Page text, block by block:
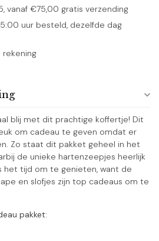
vanaf €75,00 gratis verzending
uur besteld, dezelfde dag
blij met dit prachtige koffertje! Dit
om cadeau te geven omdat er
Zo staat dit pakket geheel in het
de unieke hartenzeepjes heerlijk
het tijd om te genieten, want de
en slofjes zijn top cadeaus om te
pakket: